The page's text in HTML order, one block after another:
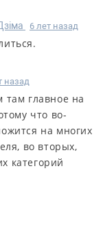
6 лет назад
назад
там главное на
что во-
на многих
во вторых,
категорий